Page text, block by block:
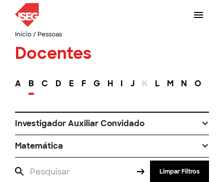
Início/ Pessoas
Docentes
A B C D E F G H I J K L M N O
Investigador Auxiliar Convidado
Matemática
Limpar Filtros